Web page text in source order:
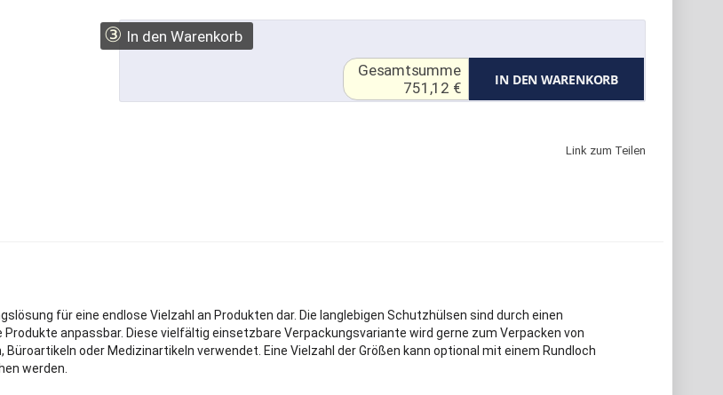
③ In den Warenkorb
IN DEN WARENKORB
Gesamtsumme
751,12 €
Link zum Teilen
für eine endlose Vielzahl an Produkten dar. Die langlebigen Schutzhülsen sind durch einen
anpassbar. Diese vielfältig einsetzbare Verpackungsvariante wird gerne zum Verpacken von
oder Medizinartikeln verwendet. Eine Vielzahl der Größen kann optional mit einem Rundloch
werden.